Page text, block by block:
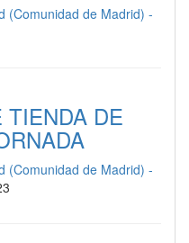
(Comunidad de Madrid) -
TIENDA DE
(Comunidad de Madrid) -